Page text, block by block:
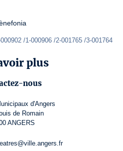
/1-000906 /2-001765 /3-001764
plus
nous
d'Angers
de Romain
ANGERS